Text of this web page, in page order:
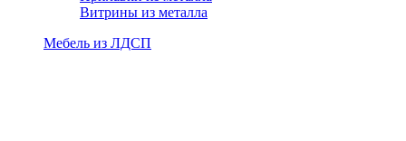
Витрины из металла
Мебель из ЛДСП